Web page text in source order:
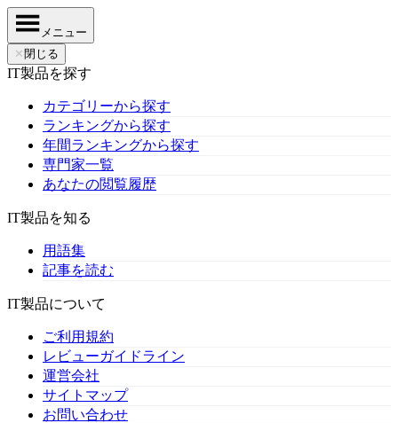
メニュー
✕ 閉じる
IT製品を探す
カテゴリーから探す
ランキングから探す
年間ランキングから探す
専門家一覧
あなたの閲覧履歴
IT製品を知る
用語集
記事を読む
IT製品について
ご利用規約
レビューガイドライン
運営会社
サイトマップ
お問い合わせ